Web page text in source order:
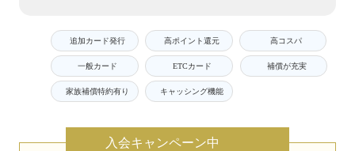
追加カード発行 高ポイント還元 高コスパ
一般カード ETCカード 補償が充実
家族補償特約有り キャッシング機能
入会キャンペーン中